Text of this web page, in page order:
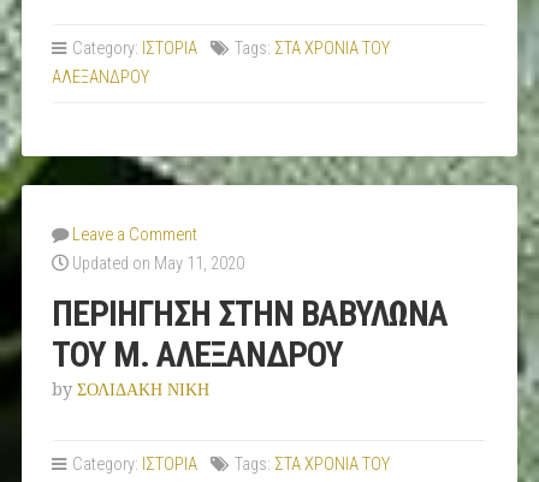
Category: ΙΣΤΟΡΙΑ Tags: ΣΤΑ ΧΡΟΝΙΑ ΤΟΥ
ΑΛΕΞΑΝΔΡΟΥ
Leave a Comment
Updated on May 11, 2020
ΠΕΡΙΗΓΗΣΗ ΣΤΗΝ ΒΑΒΥΛΩΝΑ
ΤΟΥ Μ. ΑΛΕΞΑΝΔΡΟΥ
by ΣΟΛΙΔΑΚΗ ΝΙΚΗ
Category: ΙΣΤΟΡΙΑ Tags: ΣΤΑ ΧΡΟΝΙΑ ΤΟΥ